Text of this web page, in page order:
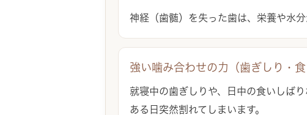
神経（歯髄）を失った歯は、栄養や水
強い噛み合わせの力（歯ぎしり・食
就寝中の歯ぎしりや、日中の食いしば
ある日突然割れてしまいます。